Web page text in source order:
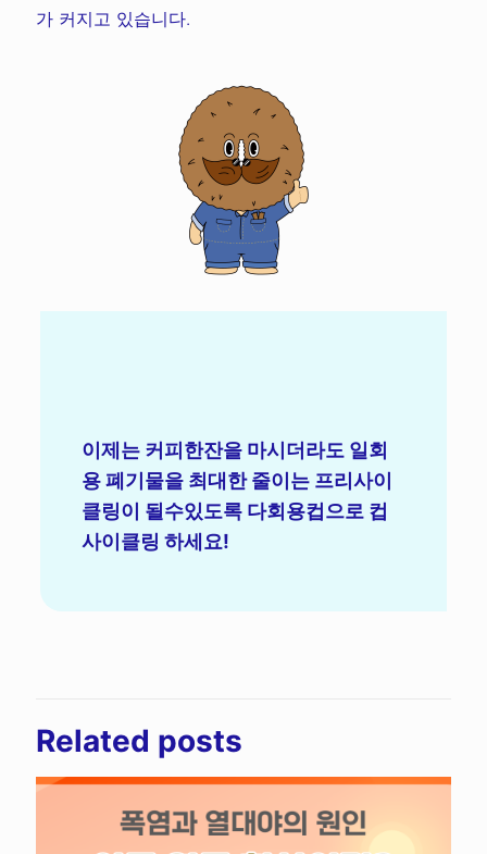
가 커지고 있습니다.
이제는 커피한잔을 마시더라도 일회
용 폐기물을 최대한 줄이는 프리사이
클링이 될수있도록 다회용컵으로 컵
사이클링 하세요!
Related posts